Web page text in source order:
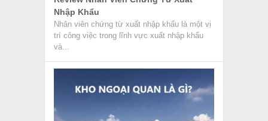
Nhập Khẩu
Nhân viên chứng từ xuất nhập khẩu là một vị
trí công việc trong lĩnh vực xuất nhập khẩu
và...